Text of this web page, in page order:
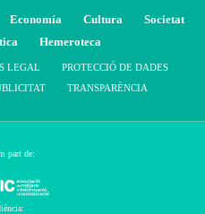
Economía Cultura
Societat
Hemeroteca
LEGAL
PROTECCIÓ DE DADES
TRANSPARÈNCIA
part de: